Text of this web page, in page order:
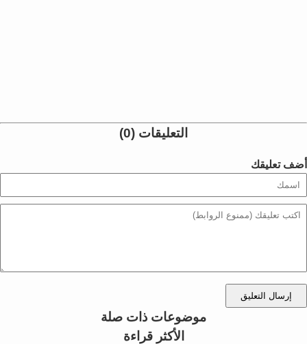
التعليقات (0)
أضف تعليقك
إرسال التعليق
موضوعات ذات صلة
الأكثر قراءة